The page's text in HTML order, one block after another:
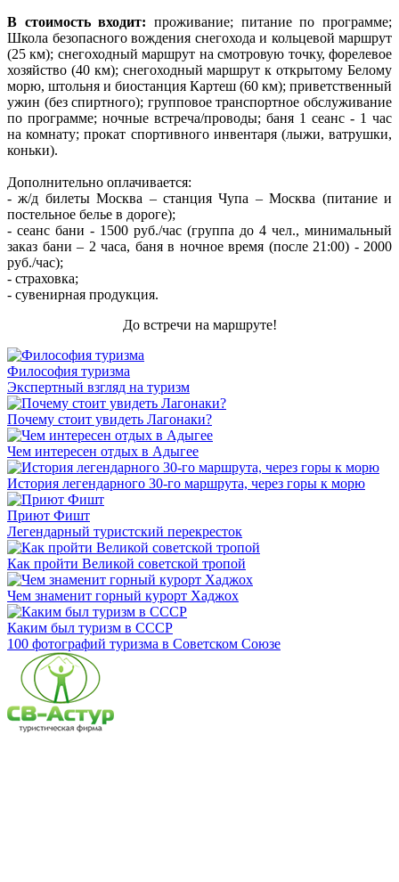
В стоимость входит: проживание; питание по программе;
Школа безопасного вождения снегохода и кольцевой маршрут
(25 км); снегоходный маршрут на смотровую точку, форелевое
хозяйство (40 км); снегоходный маршрут к открытому Белому
морю, штольня и биостанция Картеш (60 км); приветственный
ужин (без спиртного); групповое транспортное обслуживание
по программе; ночные встреча/проводы; баня 1 сеанс - 1 час
на комнату; прокат спортивного инвентаря (лыжи, ватрушки,
коньки).
Дополнительно оплачивается:
- ж/д билеты Москва – станция Чупа – Москва (питание и
постельное белье в дороге);
- сеанс бани - 1500 руб./час (группа до 4 чел., минимальный
заказ бани – 2 часа, баня в ночное время (после 21:00) - 2000
руб./час);
- страховка;
- сувенирная продукция.
До встречи на маршруте!
Философия туризма
Экспертный взгляд на туризм
Почему стоит увидеть Лагонаки?
Чем интересен отдых в Адыгее
История легендарного 30-го маршрута, через горы к морю
Приют Фишт
Легендарный туристский перекресток
Как пройти Великой советской тропой
Чем знаменит горный курорт Хаджох
Каким был туризм в СССР
100 фотографий туризма в Советском Союзе